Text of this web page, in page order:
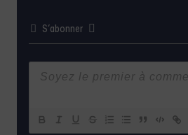
S’abonner